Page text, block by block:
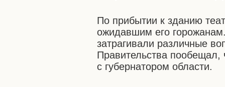
По прибытии к зданию
ожидавшим его
затрагивали различные
Правительства пообещал,
с губернатором области.